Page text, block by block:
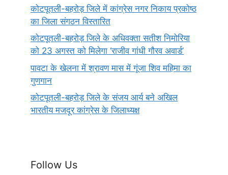
कोटपूतली-बहरोड़ जिले में कांग्रेस नगर निकाय प्रकोष्ठ
का जिला संगठन विस्तारित
कोटपूतली-बहरोड़ जिले के अधिवक्ता सतीश निमोरिया
को 23 अगस्त को मिलेगा ‘राजीव गांधी गौरव अवार्ड’
पावटा के खेलना में श्रावण मास में गूंजा शिव महिमा का
गुणगान
कोटपूतली-बहरोड़ जिले के संजय आर्य बने अखिल
भारतीय मजदूर कांग्रेस के जिलाध्यक्ष
Follow Us